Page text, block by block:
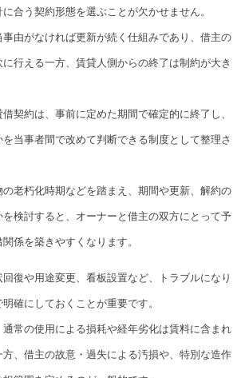
合う契約形態を選ぶことが欠かせません。
由がなければ更新が続く仕組みであり、借主の
行える一方、賃貸人側からの終了は制約が大き
契約は、事前に定めた期間で確定的に終了し、
当事者間で改めて判断できる制度として整理さ
老朽化時期などを踏まえ、期間や更新、解約の
検討すると、オーナーと借主の双方にとって予
係を築きやすくなります。
復や用途変更、看板設置など、トラブルになり
確にしておくことが重要です。
常の使用による損耗や経年劣化は賃料に含まれ
、借主の故意・過失による汚損や、特別な造作